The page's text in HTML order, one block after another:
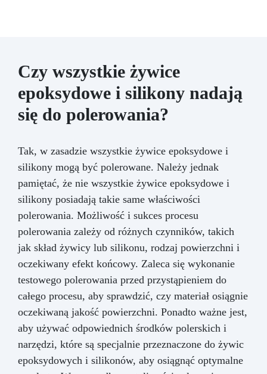
Czy wszystkie żywice
epoksydowe i silikony nadają
się do polerowania?
Tak, w zasadzie wszystkie żywice epoksydowe i
silikony mogą być polerowane. Należy jednak
pamiętać, że nie wszystkie żywice epoksydowe i
silikony posiadają takie same właściwości
polerowania. Możliwość i sukces procesu
polerowania zależy od różnych czynników, takich
jak skład żywicy lub silikonu, rodzaj powierzchni i
oczekiwany efekt końcowy. Zaleca się wykonanie
testowego polerowania przed przystąpieniem do
całego procesu, aby sprawdzić, czy materiał osiągnie
oczekiwaną jakość powierzchni. Ponadto ważne jest,
aby używać odpowiednich środków polerskich i
narzędzi, które są specjalnie przeznaczone do żywic
epoksydowych i silikonów, aby osiągnąć optymalne